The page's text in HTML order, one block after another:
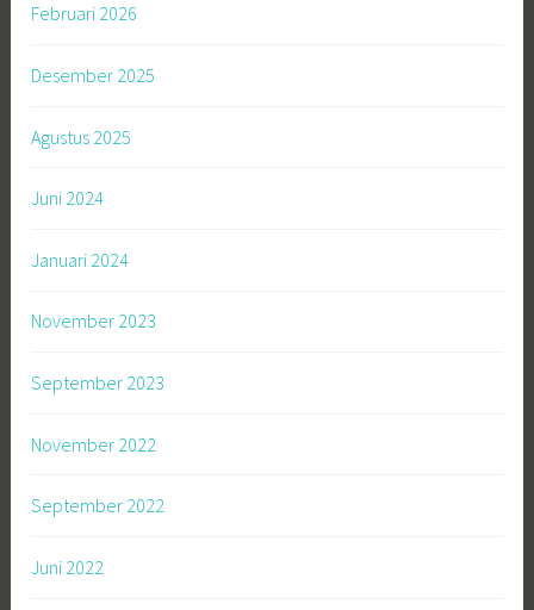
Februari 2026
Desember 2025
Agustus 2025
Juni 2024
Januari 2024
November 2023
September 2023
November 2022
September 2022
Juni 2022